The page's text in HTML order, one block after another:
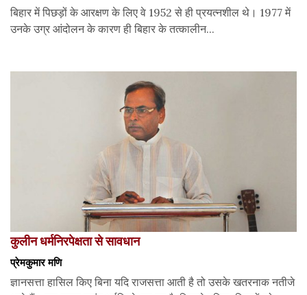
बिहार में पिछड़ों के आरक्षण के लिए वे 1952 से ही प्रयत्नशील थे। 1977 में
उनके उग्र आंदोलन के कारण ही बिहार के तत्कालीन...
कुलीन धर्मनिरपेक्षता से सावधान
प्रेमकुमार मणि
ज्ञानसत्ता हासिल किए बिना यदि राजसत्ता आती है तो उसके खतरनाक नतीजे